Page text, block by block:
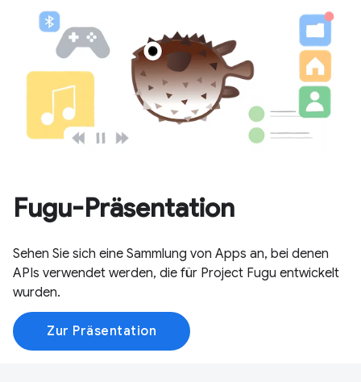
Fugu-Präsentation
Sehen Sie sich eine Sammlung von Apps an, bei denen
APIs verwendet werden, die für Project Fugu entwickelt
wurden.
Zur Präsentation